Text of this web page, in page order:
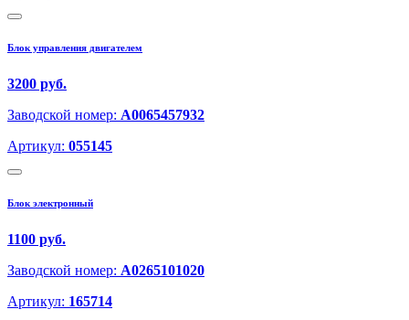
Блок управления двигателем
3200 руб.
Заводской номер: A0065457932
Артикул: 055145
Блок электронный
1100 руб.
Заводской номер: A0265101020
Артикул: 165714